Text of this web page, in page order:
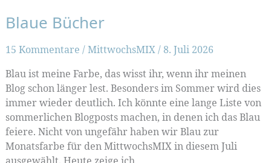
Blaue Bücher
15 Kommentare /MittwochsMIX/8. Juli 2026
Blau ist meine Farbe, das wisst ihr, wenn ihr meinen
Blog schon länger lest. Besonders im Sommer wird dies
immer wieder deutlich. Ich könnte eine lange Liste von
sommerlichen Blogposts machen, in denen ich das Blau
feiere. Nicht von ungefähr haben wir Blau zur
Monatsfarbe für den MittwochsMIX in diesem Juli